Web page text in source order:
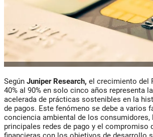
Según Juniper Research, el crecimiento del
40% al 90% en solo cinco años representa
acelerada de prácticas sostenibles en la
de pagos. Este fenómeno se debe a varios
conciencia ambiental de los consumidores,
principales redes de pago y el compromiso